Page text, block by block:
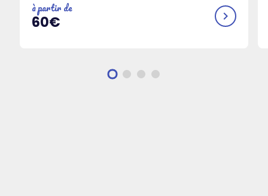
à partir de
60€ chevron_right